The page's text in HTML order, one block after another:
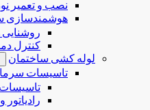
نصب و تعمیر
هوشمندسازی
کنترل
لوله کشی ساختمان
تاسیسات
تاسیسات